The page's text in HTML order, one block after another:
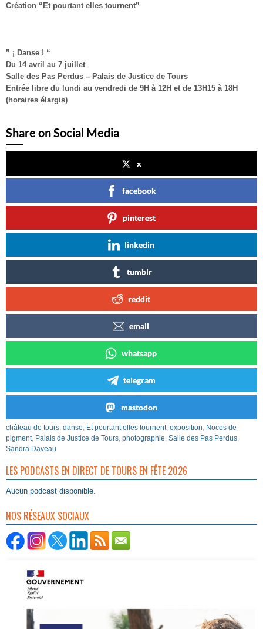
Création “Et pourtant elles tournent”
” ¡ Danse ! “
Du 14 avril au 7 juillet
Salle des Pas Perdus – Palais de Justice de Tours
Entrée libre du lundi au vendredi de 9H à 12H et de 13H15 à 18H
(horaires élargis)
Share on Social Media
x
facebook
pinterest
linkedin
tumblr
reddit
email
whatsapp
telegram
mastodon
château de tours, danse, Et pourtant elles tournent, exposition, Noces de
pigment, Palais de Justice de Tours, photographie, Salle des Pas Perdus,
Sandra Daveau
LES PODCASTS EN DIRECT DE TOURS EN FÊTE 2026
Aucun podcast disponible.
NOS RÉSEAUX SOCIAUX